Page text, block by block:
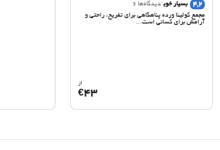
4,2 بسیار خوب دیدگاه‌ها 6
مجمع کولینا ورده پناهگاهی برای تفریح، راحتی و
آرامش برای کسانی است...
از
€43